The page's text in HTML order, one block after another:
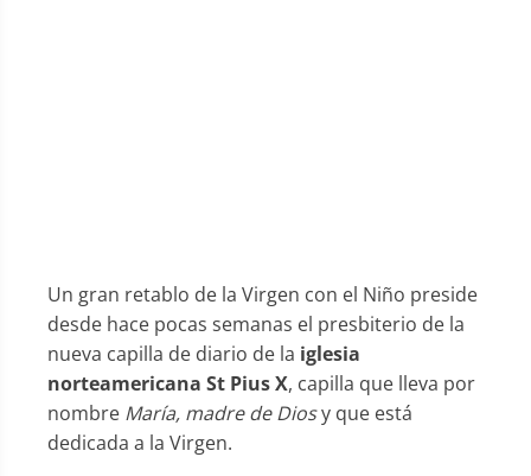
Un gran retablo de la Virgen con el Niño preside
desde hace pocas semanas el presbiterio de la
nueva capilla de diario de la iglesia
norteamericana St Pius X, capilla que lleva por
nombre María, madre de Diosy que está
dedicada a la Virgen.